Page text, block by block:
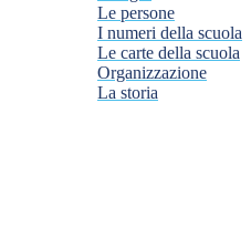
Le persone
I numeri della scuola
Le carte della scuola
Organizzazione
La storia